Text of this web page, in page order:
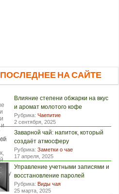
ПОСЛЕДНЕЕ НА САЙТЕ
Влияние степени обжарки на вкус
и аромат молотого кофе
Рубрика: Чаепитие
2 сентября, 2025
Заварной чай: напиток, который
создаёт атмосферу
Рубрика: Заметки о чае
17 апреля, 2025
Управление учетными записями и
восстановление паролей
Рубрика: Виды чая
25 марта, 2025